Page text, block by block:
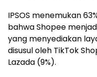
IPSOS menemukan
bahwa Shopee
yang menyediakan
disusul oleh TikTok
Lazada (9%).